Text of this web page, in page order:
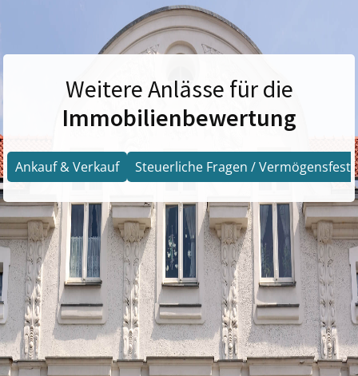
Weitere Anlässe für die
Immobilienbewertung
Ankauf & Verkauf Steuerliche Fragen /